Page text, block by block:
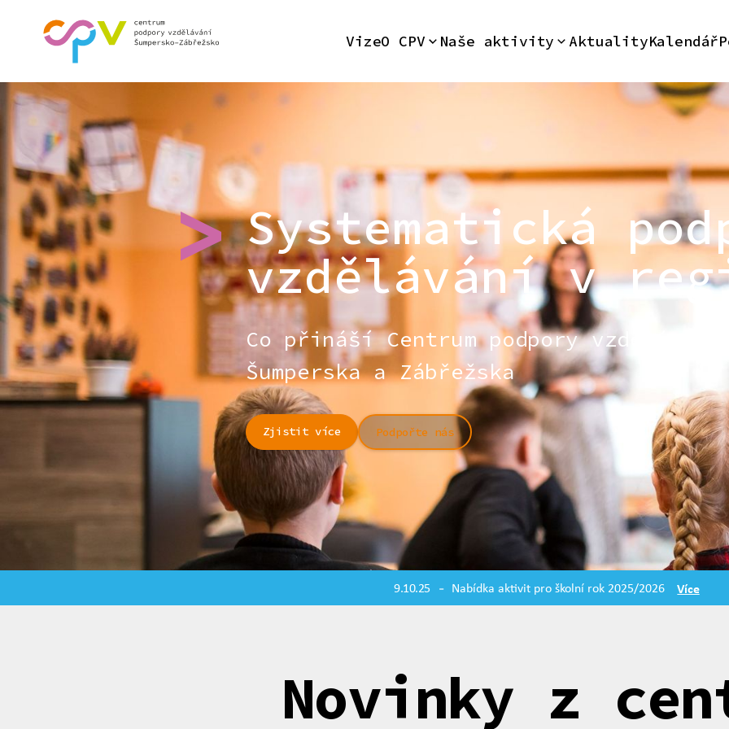
VizeO CPV Naše aktivity AktualityKalendář
Systematická
vzdělávání v
Co přináší Centrum podpory
Šumperska a Zábřežska
Zjistit více Podpořte nás
9.10.25 - Nabídka aktivit pro školní rok 2025/2026 Více
Novinky z